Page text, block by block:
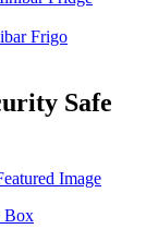
Frigo
Safe